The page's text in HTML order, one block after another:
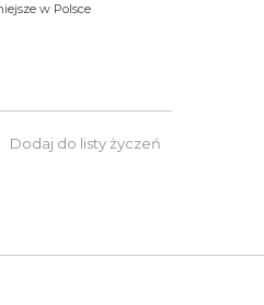
w Polsce
Dodaj do listy życzeń